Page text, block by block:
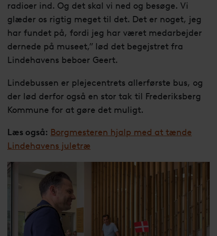
radioer ind. Og det skal vi ned og besøge. Vi
glæder os rigtig meget til det. Det er noget, jeg
har fundet på, fordi jeg har været medarbejder
dernede på museet,” lød det begejstret fra
Lindehavens beboer Geert.
Lindebussen er plejecentrets allerførste bus, og
der lød derfor også en stor tak til Frederiksberg
Kommune for at gøre det muligt.
Læs også: Borgmesteren hjalp med at tænde
Lindehavens juletræ